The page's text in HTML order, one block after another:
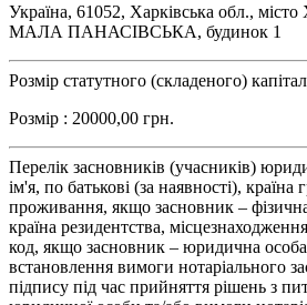
Україна, 61052, Харківська обл.,
МАЛА ПАНАСІВСЬКА, будинок 1
Розмір статутного (складеного)
Розмір : 20000,00 грн.
Перелік засновників (учасників)
ім'я, по батькові (за наявності), країна
проживання, якщо засновник –
країна резидентства,
код, якщо засновник – юридична
встановлення вимоги нотаріального
підпису під час прийняття рішень з